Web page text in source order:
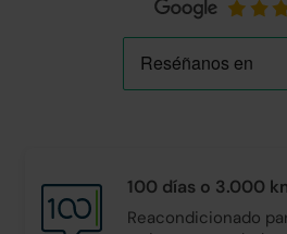
100 días o 3.000
Reacondicionado